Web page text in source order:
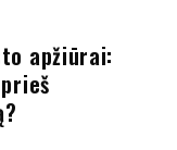
apžiūrai: